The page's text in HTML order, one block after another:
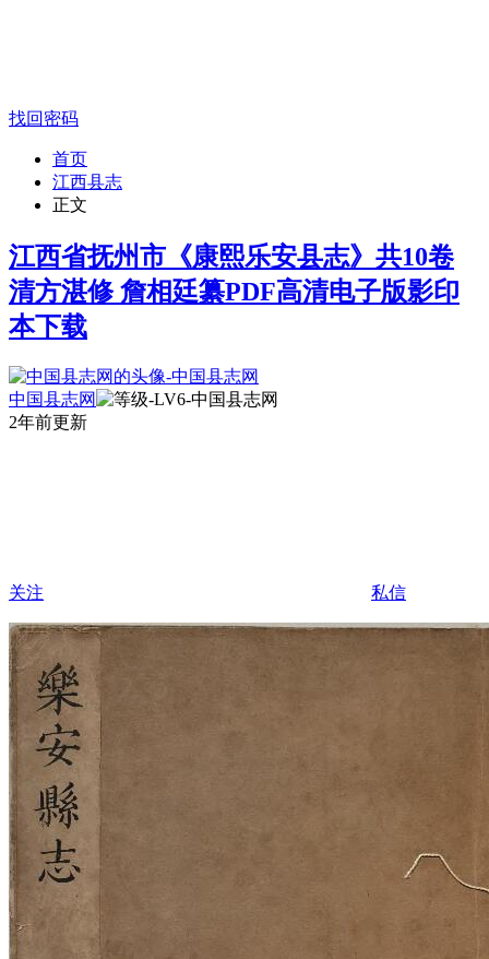
找回密码
首页
江西县志
正文
江西省抚州市《康熙乐安县志》共10卷
清方湛修 詹相廷纂PDF高清电子版影印
本下载
中国县志网
2年前更新
关注 私信